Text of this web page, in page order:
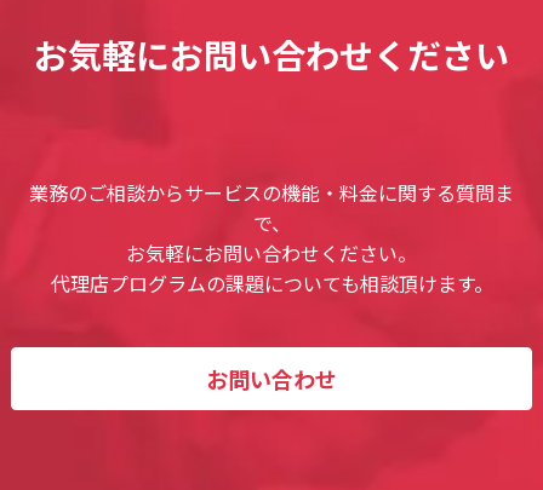
お気軽にお問い合わせください
業務のご相談からサービスの機能・料金に関する質問ま
で、
お気軽にお問い合わせください。
代理店プログラムの課題についても相談頂けます。
お問い合わせ